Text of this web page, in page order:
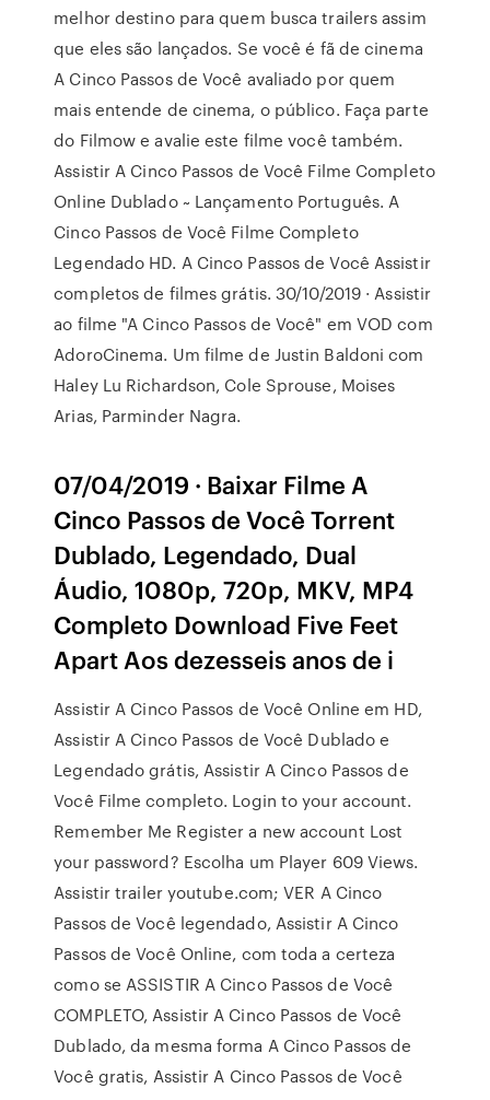
melhor destino para quem busca trailers assim
que eles são lançados. Se você é fã de cinema
A Cinco Passos de Você avaliado por quem
mais entende de cinema, o público. Faça parte
do Filmow e avalie este filme você também.
Assistir A Cinco Passos de Você Filme Completo
Online Dublado ~ Lançamento Português. A
Cinco Passos de Você Filme Completo
Legendado HD. A Cinco Passos de Você Assistir
completos de filmes grátis. 30/10/2019 · Assistir
ao filme "A Cinco Passos de Você" em VOD com
AdoroCinema. Um filme de Justin Baldoni com
Haley Lu Richardson, Cole Sprouse, Moises
Arias, Parminder Nagra.
07/04/2019 · Baixar Filme A
Cinco Passos de Você Torrent
Dublado, Legendado, Dual
Áudio, 1080p, 720p, MKV, MP4
Completo Download Five Feet
Apart Aos dezesseis anos de i
Assistir A Cinco Passos de Você Online em HD,
Assistir A Cinco Passos de Você Dublado e
Legendado grátis, Assistir A Cinco Passos de
Você Filme completo. Login to your account.
Remember Me Register a new account Lost
your password? Escolha um Player 609 Views.
Assistir trailer youtube.com; VER A Cinco
Passos de Você legendado, Assistir A Cinco
Passos de Você Online, com toda a certeza
como se ASSISTIR A Cinco Passos de Você
COMPLETO, Assistir A Cinco Passos de Você
Dublado, da mesma forma A Cinco Passos de
Você gratis, Assistir A Cinco Passos de Você